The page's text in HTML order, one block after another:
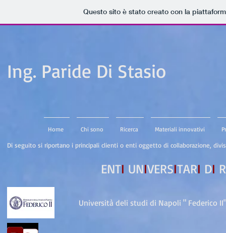
Questo sito è stato creato con la
Ing. Paride Di Stasio
Home Chi sono Ricerca Materiali innovativi
Di seguito si riportano i principali clienti o enti oggetto di collaborazione,
ENTI UNIVERSITARI DI R
Università deli studi di Napoli " Federico II"